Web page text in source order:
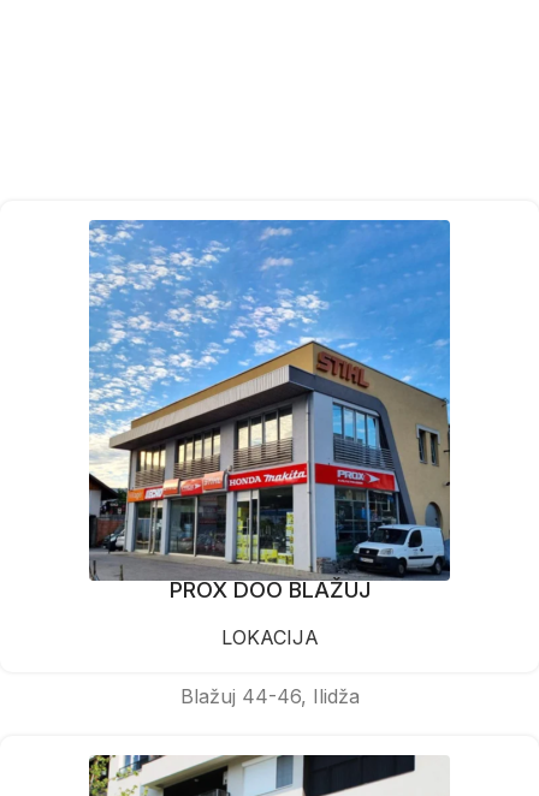
PROX DOO BLAŽUJ
LOKACIJA
Blažuj 44-46, Ilidža